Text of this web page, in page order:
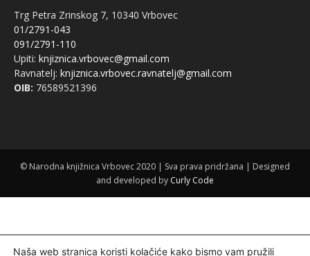
Trg Petra Zrinskog 7, 10340 Vrbovec
01/2791-043
091/2791-110
Upiti: knjiznica.vrbovec@gmail.com
Ravnatelj: knjiznica.vrbovec.ravnatelj@gmail.com
OIB: 76589521396
© Narodna knjižnica Vrbovec 2020 | Sva prava pridržana | Designed
and developed by Curly Code
Naša web stranica koristi kolačiće kako bismo vam pružili